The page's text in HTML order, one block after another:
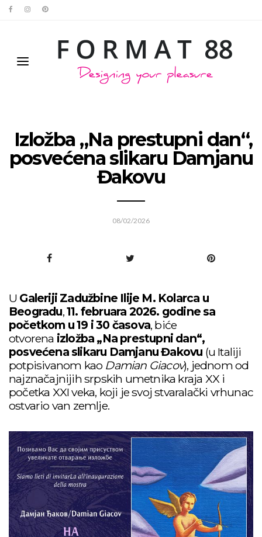
Izložba „Na prestupni dan“,
posvećena slikaru Damjanu
Đakovu
08/02/2026
U Galeriji Zadužbine Ilije M. Kolarca u
Beogradu,11. februara 2026. godine sa
početkom u 19 i 30 časova, biće
otvorena izložba „Na prestupni dan“,
posvećena slikaru Damjanu Đakovu (u Italiji
potpisivanom kao Damian Giacov), jednom od
najznačajnijih srpskih umetnika kraja XX i
početka XXI veka, koji je svoj stvaralački vrhunac
ostvario van zemlje.